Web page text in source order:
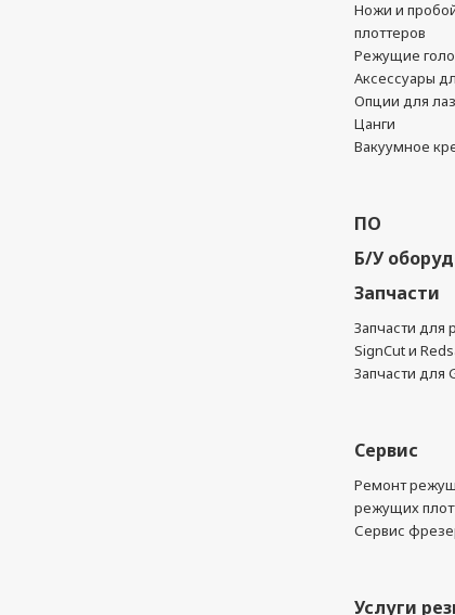
Ножи и
плоттеров
Режущие
Аксессуары
Опции для
Цанги
Вакуумное
ПО
Б/У
Запчасти
Запчасти для
SignCut и
Запчасти для
Сервис
Ремонт
режущих
Сервис
Услуги